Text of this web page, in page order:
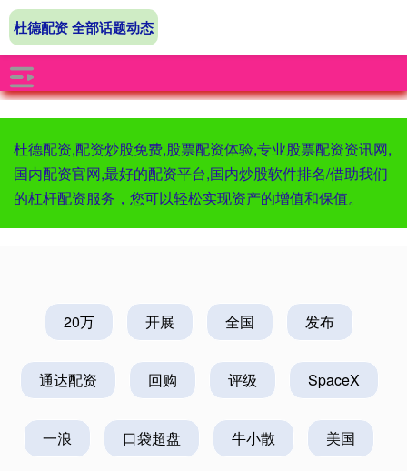
杜德配资,配资炒股免费,股票配资体验,专业股票配资资讯网,
国内配资官网,最好的配资平台,国内炒股软件排名/借助我们
的杠杆配资服务，您可以轻松实现资产的增值和保值。
杜德配资 全部话题动态
20万 开展 全国 发布
通达配资 回购 评级 SpaceX
一浪 口袋超盘 牛小散 美国